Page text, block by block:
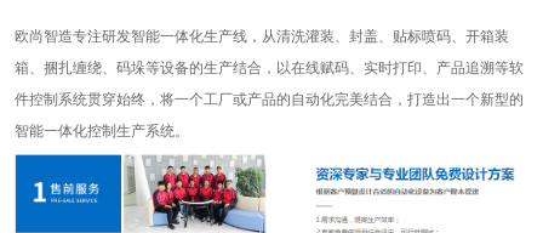
欧尚智造专注研发智能一体化生产线，从清洗灌装、封盖、贴标喷码、开箱装
箱、捆扎缠绕、码垛等设备的生产结合，以在线赋码、实时打印、产品追溯等软
件控制系统贯穿始终，将一个工厂或产品的自动化完美结合，打造出一个新型的
智能一体化控制生产系统。